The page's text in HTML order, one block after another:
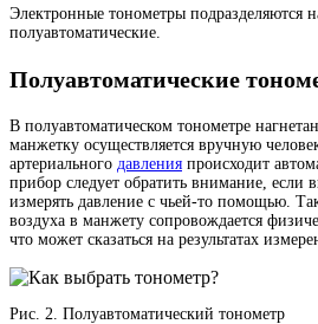
Электронные тонометры подразделяются
полуавтоматические.
Полуавтоматические
В полуавтоматическом тонометре
манжетку осуществляется вручную
артериального давления происходит
прибор следует обратить внимание, если
измерять давление с чьей-то помощью.
воздуха в манжету сопровождается
что может сказаться на результатах
Рис. 2. Полуавтоматический тонометр